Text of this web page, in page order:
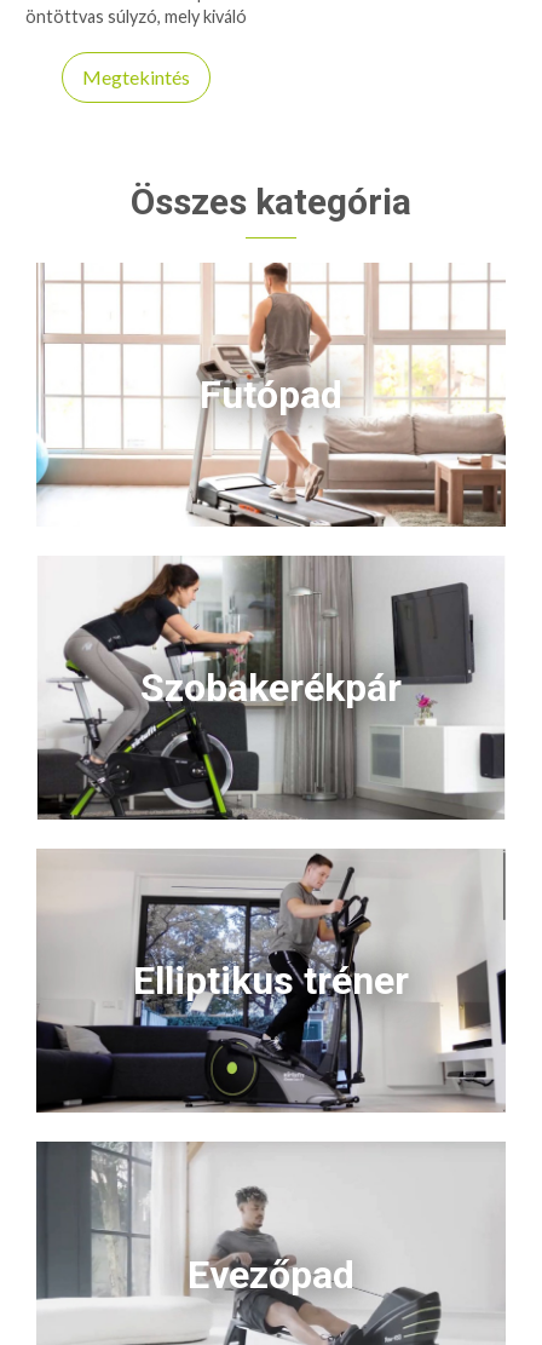
öntöttvas súlyzó, mely kiváló
Megtekintés
Összes kategória
Futópad
Szobakerékpár
Elliptikus tréner
Evezőpad